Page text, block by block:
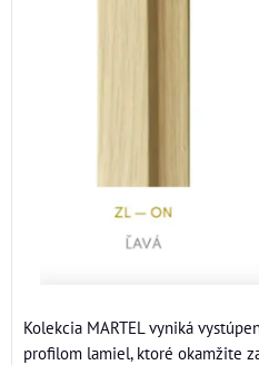
Kolekcia MARTEL vyniká
profilom lamiel, ktoré okamžite